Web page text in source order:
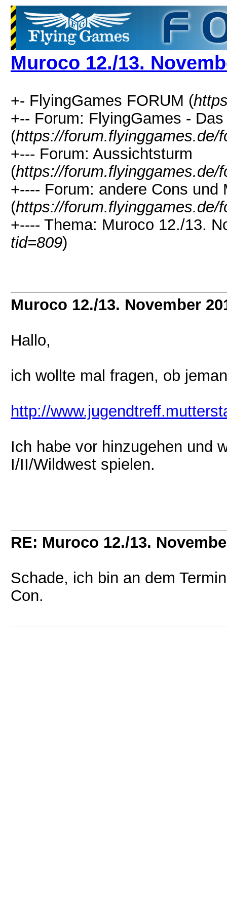
Muroco 12./13.
+- FlyingGames FORUM (
+-- Forum: FlyingGames -
(https://forum.flyinggames.de/
+--- Forum: Aussichtsturm
(https://forum.flyinggames.de/
+---- Forum: andere Cons und
(https://forum.flyinggames.de/
+---- Thema: Muroco 12./13.
tid=809)
Muroco 12./13. November
Hallo,
ich wollte mal fragen, ob
http://
Ich habe vor hinzugehen und
I/II/Wildwest spielen.
RE: Muroco 12./13.
Schade, ich bin an dem
Con.